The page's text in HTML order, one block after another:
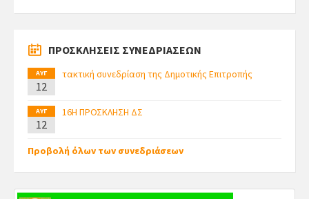
ΠΡΟΣΚΛΗΣΕΙΣ ΣΥΝΕΔΡΙΑΣΕΩΝ
ΑΥΓ
12
τακτική συνεδρίαση της Δημοτικής Επιτροπής
ΑΥΓ
12
16Η ΠΡΟΣΚΛΗΣΗ ΔΣ
Προβολή όλων των συνεδριάσεων